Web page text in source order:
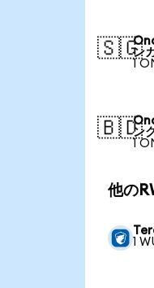
🇸🇬
ン
1
🇧🇩
ン
1
他の
1